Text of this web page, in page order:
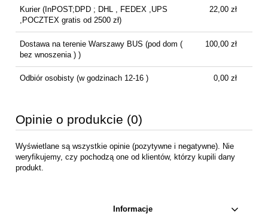
Kurier (InPOST;DPD ; DHL , FEDEX ,UPS
,POCZTEX gratis od 2500 zł)
22,00 zł
Dostawa na terenie Warszawy BUS (pod dom (
bez wnoszenia ) )
100,00 zł
Odbiór osobisty(w godzinach 12-16 ) 0,00 zł
Opinie o produkcie (0)
Wyświetlane są wszystkie opinie (pozytywne i negatywne). Nie
weryfikujemy, czy pochodzą one od klientów, którzy kupili dany
produkt.
Informacje